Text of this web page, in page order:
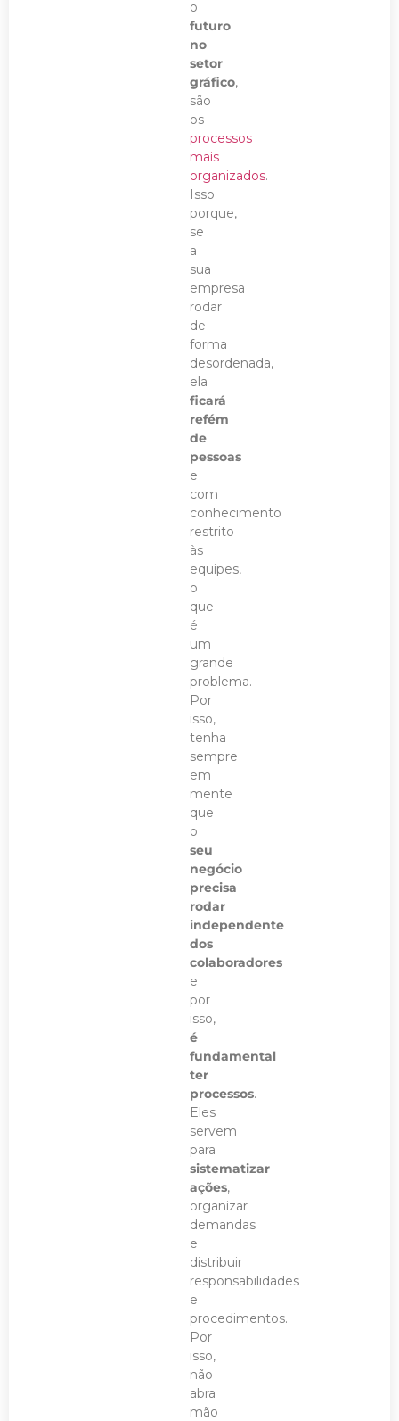
o
futuro
no
setor
gráfico,
são
os
processos
mais
organizados.
Isso
porque,
se
a
sua
empresa
rodar
de
forma
desordenada,
ela
ficará
refém
de
pessoas
e
com
conhecimento
restrito
às
equipes,
o
que
é
um
grande
problema.
Por
isso,
tenha
sempre
em
mente
que
o
seu
negócio
precisa
rodar
independente
dos
colaboradores
e
por
isso,
é
fundamental
ter
processos.
Eles
servem
para
sistematizar
ações,
organizar
demandas
e
distribuir
responsabilidades
e
procedimentos.
Por
isso,
não
abra
mão